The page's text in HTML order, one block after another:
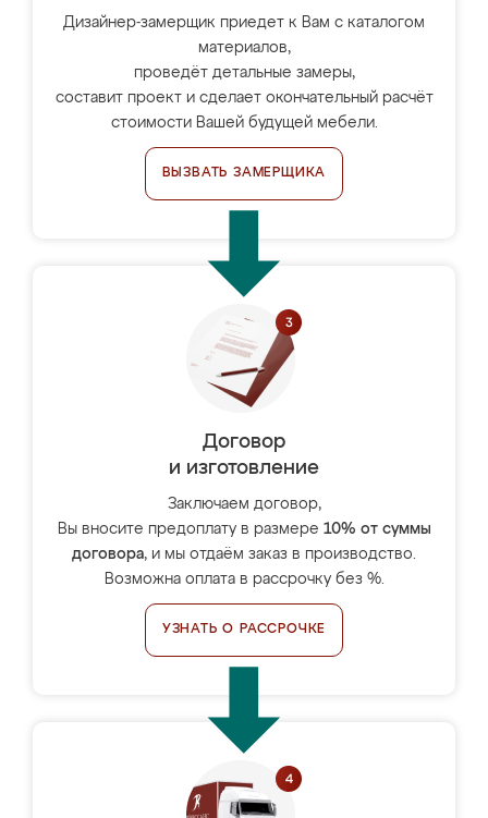
Дизайнер-замерщик приедет к Вам с каталогом
материалов,
проведёт детальные замеры,
составит проект и сделает окончательный расчёт
стоимости Вашей будущей мебели.
ВЫЗВАТЬ ЗАМЕРЩИКА
Договор
и изготовление
Заключаем договор,
Вы вносите предоплату в размере 10% от суммы
договора, и мы отдаём заказ в производство.
Возможна оплата в рассрочку без %.
УЗНАТЬ О РАССРОЧКЕ